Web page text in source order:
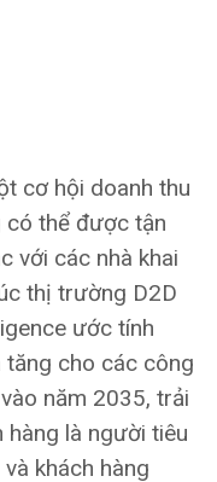
cơ hội doanh thu
có thể được tận
với các nhà khai
thị trường D2D
ước tính
cho các công
năm 2035, trải
hàng là người tiêu
khách hàng